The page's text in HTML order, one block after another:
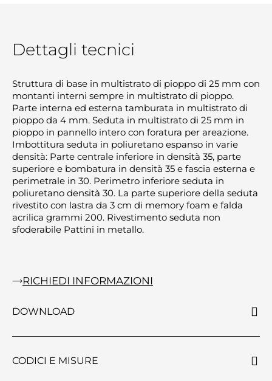
Dettagli tecnici
Struttura di base in multistrato di pioppo di 25 mm con
montanti interni sempre in multistrato di pioppo.
Parte interna ed esterna tamburata in multistrato di
pioppo da 4 mm. Seduta in multistrato di 25 mm in
pioppo in pannello intero con foratura per areazione.
Imbottitura seduta in poliuretano espanso in varie
densità: Parte centrale inferiore in densità 35, parte
superiore e bombatura in densità 35 e fascia esterna e
perimetrale in 30. Perimetro inferiore seduta in
poliuretano densità 30. La parte superiore della seduta
rivestito con lastra da 3 cm di memory foam e falda
acrilica grammi 200. Rivestimento seduta non
sfoderabile Pattini in metallo.
RICHIEDI INFORMAZIONI
DOWNLOAD
CODICI E MISURE